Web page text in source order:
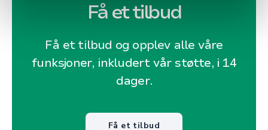
Få et tilbud
Få et tilbud og opplev alle våre
funksjoner, inkludert vår støtte, i 14
dager.
Få et tilbud